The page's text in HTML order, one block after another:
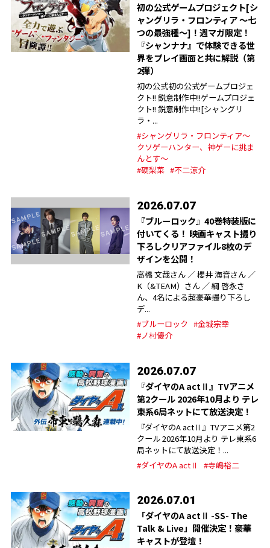
初の公式ゲームプロジェクト[シ
ャングリラ・フロンティア ～七
つの最強種～]！週マガ限定！
『シャンナナ』で体験できる世
界をプレイ画面と共に解説（第
2弾）
初の公式初の公式ゲームプロジェ
クト!! 鋭意制作中!!ゲームプロジェ
クト!! 鋭意制作中!![シャングリ
ラ・...
#シャングリラ・フロンティア～
クソゲーハンター、神ゲーに挑ま
んとす～
#硬梨菜 #不二涼介
2026.07.07
『ブルーロック』40巻特装版に
付いてくる！ 映画キャスト撮り
下ろしクリアファイル8枚のデ
ザインを公開！
⾼橋 ⽂哉さん ／ 櫻井 海⾳さん ／
K（&TEAM）さん ／ 綱 啓永さ
ん、4名による超豪華撮り下ろし
デ...
#ブルーロック #金城宗幸
#ノ村優介
2026.07.07
『ダイヤのA actⅡ』TVアニメ
第2クール 2026年10月より テレ
東系6局ネットにて放送決定！
『ダイヤのA actⅡ』TVアニメ第2
クール 2026年10月より テレ東系6
局ネットにて放送決定！...
#ダイヤのA actⅡ
#寺嶋裕二
2026.07.01
「ダイヤのA actⅡ -SS- The
Talk & Live」開催決定！豪華
キャストが登壇！